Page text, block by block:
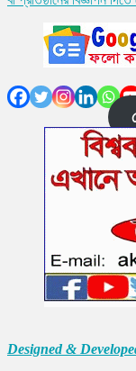
Designed &